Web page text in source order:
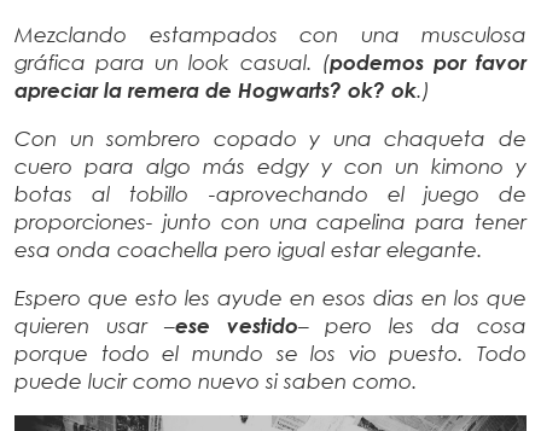
Mezclando estampados con una musculosa
gráfica para un look casual. (podemos por favor
apreciar la remera de Hogwarts? ok? ok.)
Con un sombrero copado y una chaqueta de
cuero para algo más edgy y con un kimono y
botas al tobillo -aprovechando el juego de
proporciones- junto con una capelina para tener
esa onda coachella pero igual estar elegante.
Espero que esto les ayude en esos dias en los que
quieren usar –ese vestido– pero les da cosa
porque todo el mundo se los vio puesto. Todo
puede lucir como nuevo si saben como.